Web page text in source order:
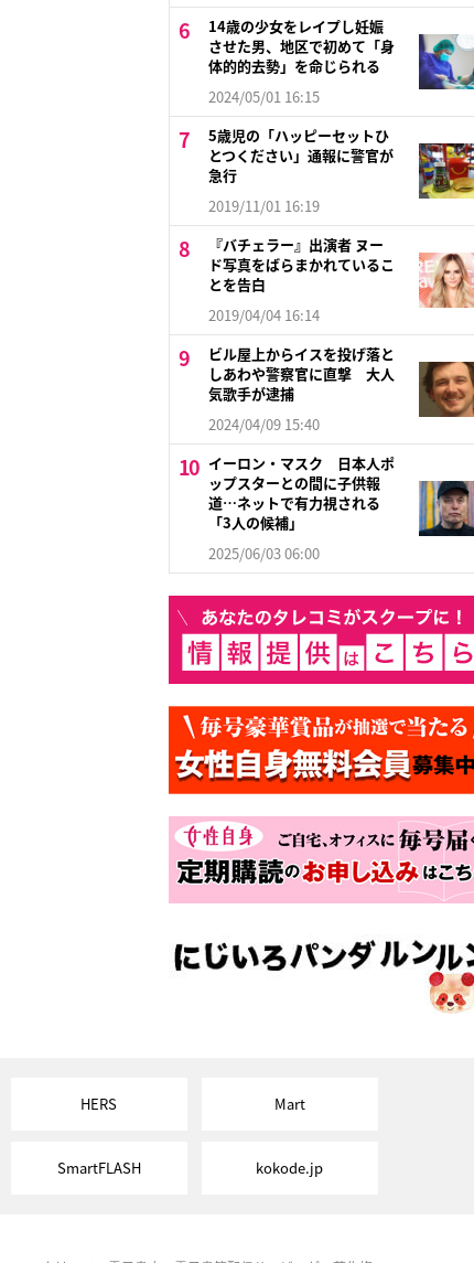
14歳の少女をレイプし妊娠
させた男、地区で初めて「身
体的的去勢」を命じられる
2024/05/01 16:15
5歳児の「ハッピーセットひ
とつください」通報に警官が
急行
2019/11/01 16:19
『バチェラー』出演者 ヌー
ド写真をばらまかれているこ
とを告白
2019/04/04 16:14
ビル屋上からイスを投げ落と
しあわや警察官に直撃 大人
気歌手が逮捕
2024/04/09 15:40
イーロン・マスク 日本人ポ
ップスターとの間に子供報
道…ネットで有力視される
「3人の候補」
2025/06/03 06:00
HERS Mart
SmartFLASH kokode.jp